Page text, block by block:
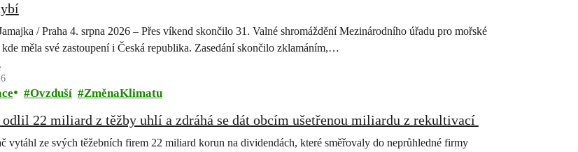
/ Praha 4. srpna 2026 – Přes víkend skončilo 31. Valné shromáždění Mezinárodního úřadu pro mořské
měla své zastoupení i Česká republika. Zasedání skončilo zklamáním,…
Ovzduší ZměnaKlimatu
odlil 22 miliard z těžby uhlí a zdráhá se dát obcím ušetřenou miliardu z rekultivací
vytáhl ze svých těžebních firem 22 miliard korun na dividendách, které směřovaly do neprůhledné firmy